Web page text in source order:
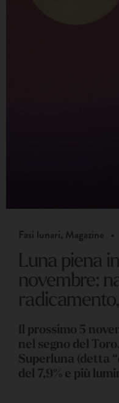
Fasi lunari, Magazine •
Luna piena
novembre:
Il prossimo 5
nel segno del
Superluna (detta
del 7,9% e più